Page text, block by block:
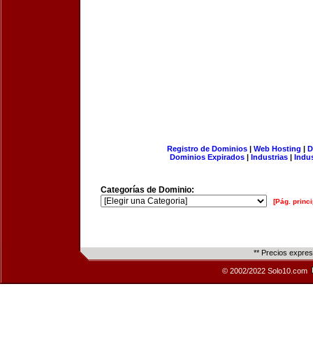
Registro de Dominios| Web Hosting |
Dominios Expirados | Industrias |
Categorías de Dominio:
[Pág.
** Precios
© 2002/2022 Solo10.com